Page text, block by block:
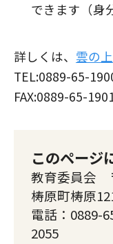
できます（身
詳しくは、 雲の
TEL:0889-65-
FAX:0889-65-
このページ
教育委員会
梼原町梼原
電話：0889-
2055